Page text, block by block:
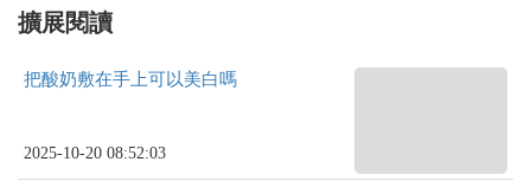
擴展閱讀
把酸奶敷在手上可以美白嗎
2025-10-20 08:52:03